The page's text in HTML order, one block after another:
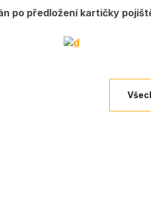
po předložení kartičky